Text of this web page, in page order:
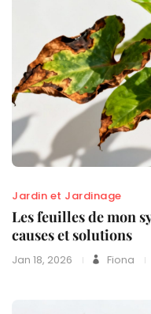
Jardin et Jardinage
Les feuilles de mon
causes et solutions
Jan 18, 2026 Fiona